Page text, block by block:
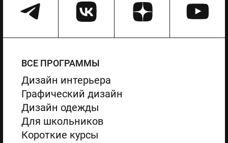
ВСЕ ПРОГРАММЫ
Дизайн интерьера
Графический дизайн
Дизайн одежды
Для школьников
Короткие курсы